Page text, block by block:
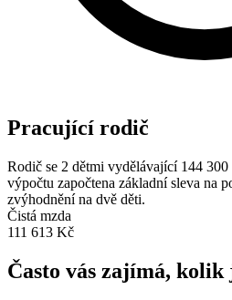
Pracující rodič
Rodič se 2 dětmi vydělávající 144
výpočtu započtena základní sleva na
zvýhodnění na dvě děti.
Čistá mzda
111 613 Kč
Často vás zajímá,